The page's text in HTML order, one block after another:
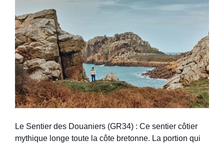
Le Sentier des Douaniers (GR34) : Ce sentier côtier
mythique longe toute la côte bretonne. La portion qui